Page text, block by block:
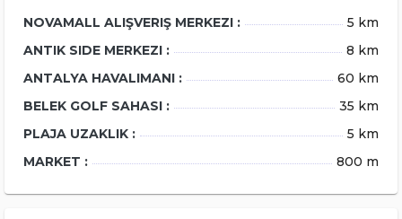
NOVAMALL ALIŞVERIŞ MERKEZI :
5 km
ANTIK SIDE MERKEZI :
8 km
ANTALYA HAVALIMANI :
60 km
BELEK GOLF SAHASI :
35 km
PLAJA UZAKLIK :
5 km
MARKET :
800 m